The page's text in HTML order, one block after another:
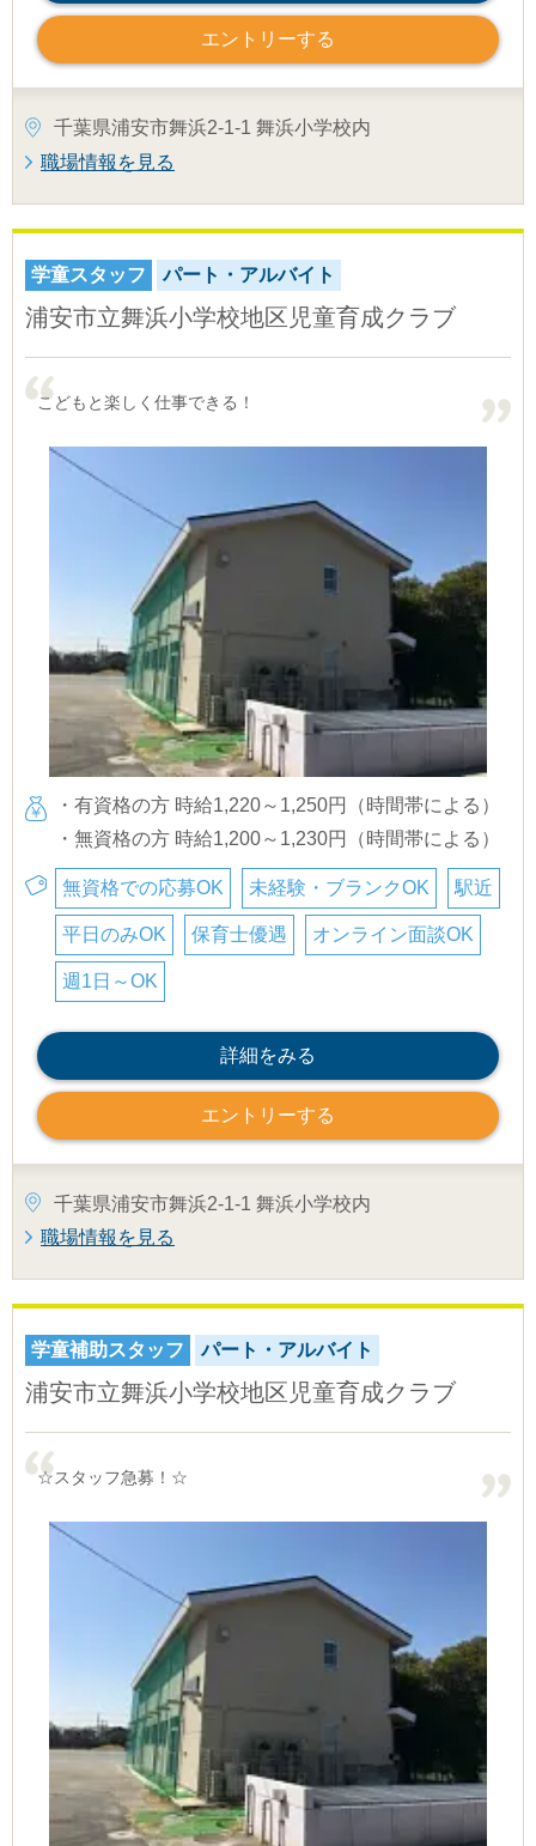
エントリーする
千葉県浦安市舞浜2-1-1 舞浜小学校内
職場情報を見る
学童スタッフ パート・アルバイト
浦安市立舞浜小学校地区児童育成クラブ
こどもと楽しく仕事できる！
・有資格の方 時給1,220～1,250円（時間帯による）
・無資格の方 時給1,200～1,230円（時間帯による）
無資格での応募OK 未経験・ブランクOK 駅近
平日のみOK 保育士優遇 オンライン面談OK
週1日～OK
詳細をみる
エントリーする
千葉県浦安市舞浜2-1-1 舞浜小学校内
職場情報を見る
学童補助スタッフ パート・アルバイト
浦安市立舞浜小学校地区児童育成クラブ
☆スタッフ急募！☆